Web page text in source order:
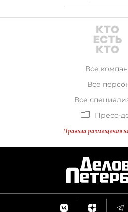
Все
Все
Все
Пресс-
Правила размещения